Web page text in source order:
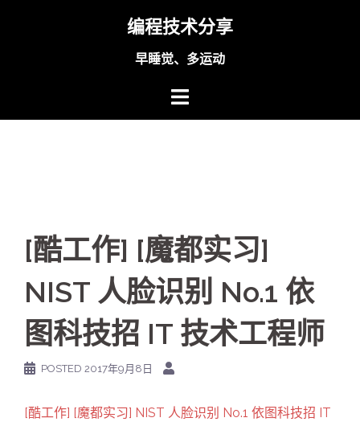
编程技术分享
早睡觉、多运动
[酷工作] [魔都实习]
NIST 人脸识别 No.1 依
图科技招 IT 技术工程师
POSTED 2017年9月8日
[酷工作] [魔都实习] NIST 人脸识别 No.1 依图科技招 IT